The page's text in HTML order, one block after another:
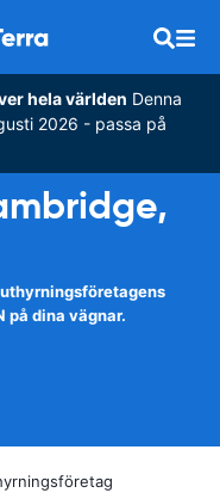
hela världen Denna
2026 - passa på
på dina vägnar.